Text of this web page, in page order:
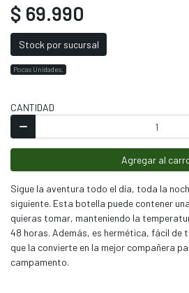
$ 69.990
Stock por sucursal
Pocas Unidades.
CANTIDAD
Agregar al
Sigue la aventura todo el día, toda la
siguiente. Esta botella puede contener
quieras tomar, manteniendo la
48 horas. Además, es hermética, fácil de
que la convierte en la mejor compañera
campamento.